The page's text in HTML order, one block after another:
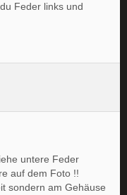
Feder links und
untere Feder
auf dem Foto !!
sondern am Gehäuse